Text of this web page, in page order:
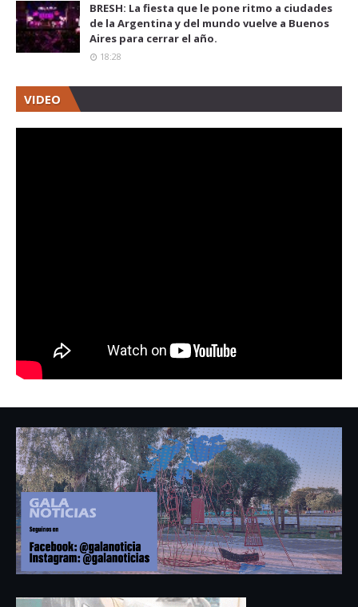
BRESH: La fiesta que le pone ritmo a ciudades
de la Argentina y del mundo vuelve a Buenos
Aires para cerrar el año.
18:28
VIDEO